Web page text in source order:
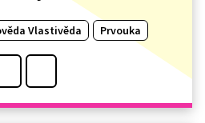
Vlastivěda Prvouka